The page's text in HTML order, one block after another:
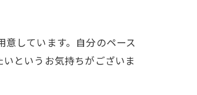
しています。自分のペース
というお気持ちがございま